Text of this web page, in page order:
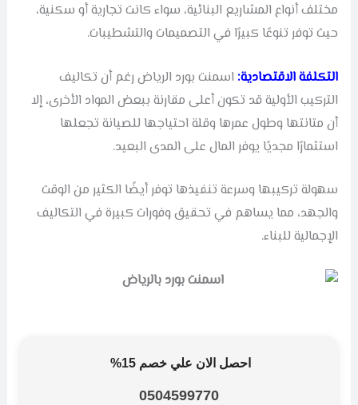
مختلف أنواع المشاريع البنائية، سواء كانت تجارية أو سكنية،
حيث توفر تنوعًا كبيرًا في التصميمات والتشطيبات.
التكلفة الاقتصادية: اسمنت بورد الرياض رغم أن تكاليف
التركيب الأولية قد تكون أعلى مقارنة ببعض المواد الأخرى، إلا
أن متانتها وطول عمرها وقلة احتياجها للصيانة تجعلها
استثمارًا مجديًا يوفر المال على المدى البعيد.
سهولة تركيبها وسرعة تنفيذها توفر أيضًا الكثير من الوقت
والجهد، مما يساهم في تحقيق وفورات كبيرة في التكاليف
الإجمالية للبناء.
احصل الان علي خصم 15%
0504599770